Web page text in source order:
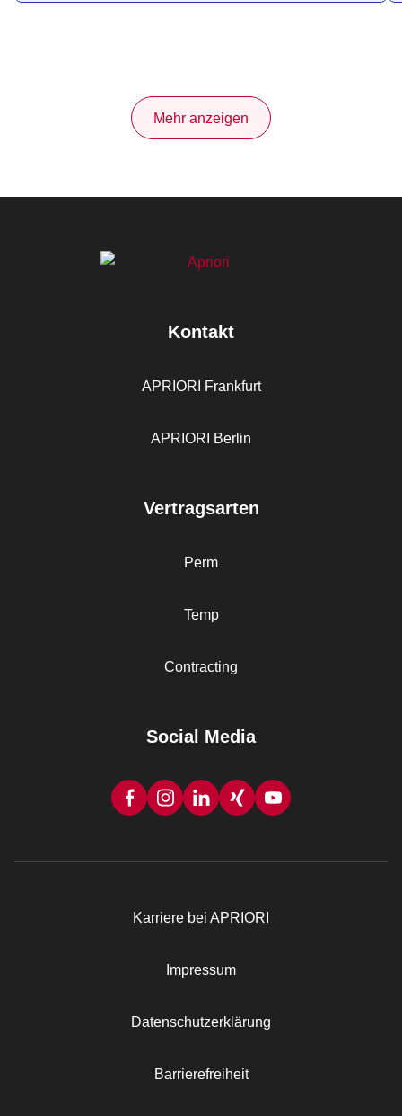
Mehr anzeigen
Kontakt
APRIORI Frankfurt
APRIORI Berlin
Vertragsarten
Perm
Temp
Contracting
Social Media
Karriere bei APRIORI
Impressum
Datenschutzerklärung
Barrierefreiheit